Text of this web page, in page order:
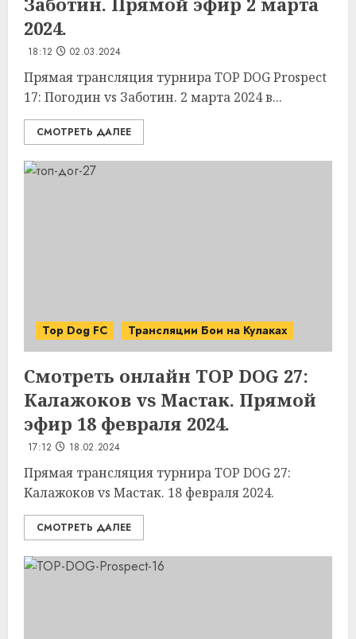
2024.
18:12 02.03.2024
Прямая трансляция турнира TOP DOG Prospect
17: Погодин vs Заботин. 2 марта 2024 в...
СМОТРЕТЬ ДАЛЕЕ
Top Dog FC Трансляции Бои на Кулаках
Смотреть онлайн TOP DOG 27:
Калажоков vs Мастак. Прямой
эфир 18 февраля 2024.
17:12 18.02.2024
Прямая трансляция турнира TOP DOG 27:
Калажоков vs Мастак. 18 февраля 2024.
СМОТРЕТЬ ДАЛЕЕ